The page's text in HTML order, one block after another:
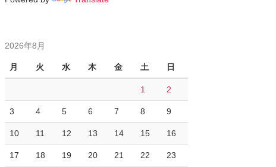
2026年8月
月 火 水 木 金 土 日
1 2
3 4 5 6 7 8 9
10 11 12 13 14 15 16
17 18 19 20 21 22 23